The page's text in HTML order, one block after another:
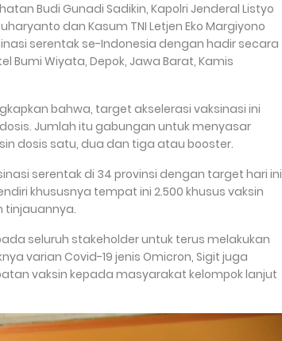
Budi Gunadi Sadikin, Kapolri Jenderal Listyo
dan Kasum TNI Letjen Eko Margiyono
serentak se-Indonesia dengan hadir secara
Bumi Wiyata, Depok, Jawa Barat, Kamis
bahwa, target akselerasi vaksinasi ini
dosis. Jumlah itu gabungan untuk menyasar
dosis satu, dua dan tiga atau booster.
serentak di 34 provinsi dengan target hari ini
khususnya tempat ini 2.500 khusus vaksin
tinjauannya.
seluruh stakeholder untuk terus melakukan
varian Covid-19 jenis Omicron, Sigit juga
vaksin kepada masyarakat kelompok lanjut